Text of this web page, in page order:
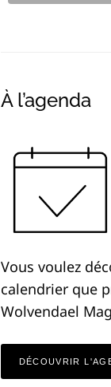
À l’agenda
Vous voulez
calendrier que
Wolvendael
DÉCOUVRIR